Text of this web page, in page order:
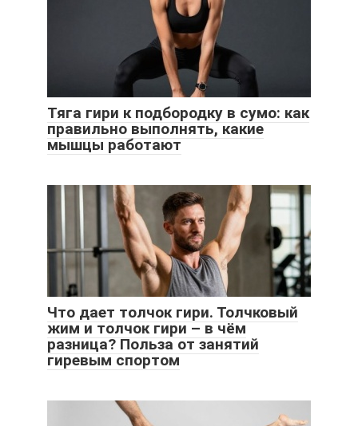
Тяга гири к подбородку в сумо: как
правильно выполнять, какие
мышцы работают
Что дает толчок гири. Толчковый
жим и толчок гири – в чём
разница? Польза от занятий
гиревым спортом